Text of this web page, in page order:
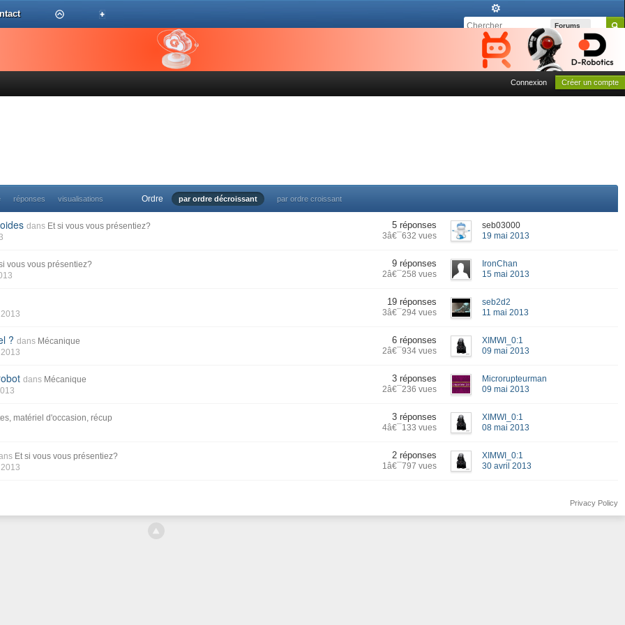
Forums
Connexion Créer un compte
réponses visualisations Ordre par ordre décroissant par ordre croissant
dans Et si vous vous présentiez?
5 réponses
3â€¯632 vues
seb03000
19 mai 2013
vous vous présentiez?
9 réponses
2â€¯258 vues
IronChan
15 mai 2013
19 réponses
3â€¯294 vues
seb2d2
11 mai 2013
? dans Mécanique
6 réponses
2â€¯934 vues
XIMWI_0:1
09 mai 2013
dans Mécanique
3 réponses
2â€¯236 vues
Microrupteurman
09 mai 2013
matériel d'occasion, récup 3 réponses
4â€¯133 vues
XIMWI_0:1
08 mai 2013
Et si vous vous présentiez?
2 réponses
1â€¯797 vues
XIMWI_0:1
30 avril 2013
Privacy Policy